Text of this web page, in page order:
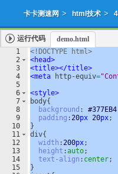
卡卡测速网 > html技术 >
demo.html
运行代码
1
2
3
4
5
6
7
8
9
10
11
12
13
14
15
<! DOCTYPE html>
<head>
<title></title>
<meta http-equiv=
<style>
body{
background : #377EB4
padding :20px 20px;
}
div{
width :200px;
height :auto;
text-align : center;
}